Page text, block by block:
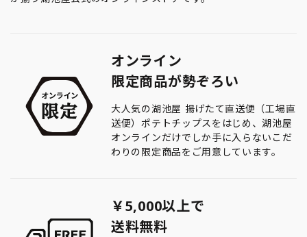
オンライン
限定商品が勢ぞろい
大人気の湖池屋 揚げたて直送便（工場直
送便）ポテトチップスをはじめ、湖池屋
オンラインだけでしか手に入らないこだ
わりの限定商品をご用意しています。
￥5,000以上で
送料無料